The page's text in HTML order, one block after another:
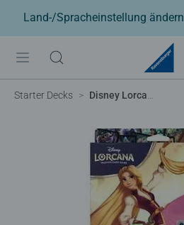
Land-/Spracheinstellung ändern
Starter Decks Disney Lorcana TCG: Collection Starter Set Rapunzel Edition (English)